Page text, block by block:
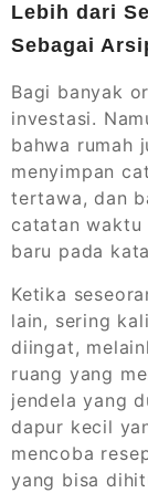
Lebih dari
Sebagai
Bagi banyak
investasi.
bahwa rumah
menyimpan
tertawa, dan
catatan waktu
baru pada
Ketika
lain, sering
diingat,
ruang yang
jendela yang
dapur kecil
mencoba
yang bisa